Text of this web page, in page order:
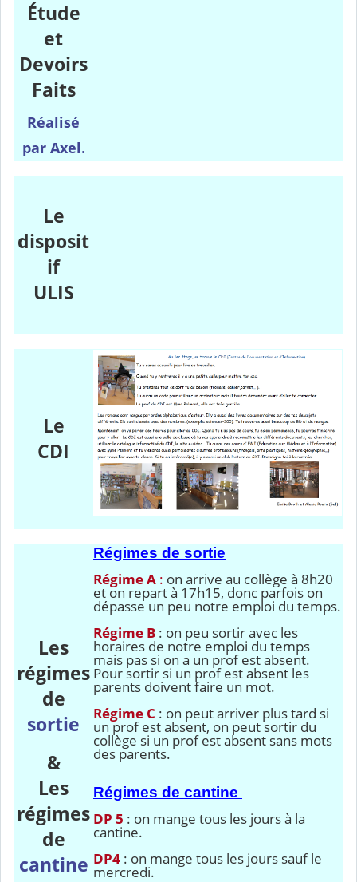
Étude
et
Devoirs
Faits
Réalisé
par Axel.
Le
disposit
if
ULIS
Le
CDI
Les
régimes
de
sortie
&
Les
régimes
de
cantine
Régimes de sortie
Régime A : on arrive au collège à 8h20
et on repart à 17h15, donc parfois on
dépasse un peu notre emploi du temps.
Régime B : on peu sortir avec les
horaires de notre emploi du temps
mais pas si on a un prof est absent.
Pour sortir si un prof est absent les
parents doivent faire un mot.
Régime C : on peut arriver plus tard si
un prof est absent, on peut sortir du
collège si un prof est absent sans mots
des parents.
Régimes de cantine
DP 5 : on mange tous les jours à la
cantine.
DP4 : on mange tous les jours sauf le
mercredi.